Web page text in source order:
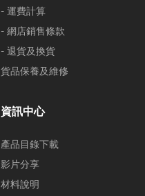
- 運費計算
- 網店銷售條款
- 退貨及換貨
貨品保養及維修
資訊中心
產品目錄下載
影片分享
材料說明